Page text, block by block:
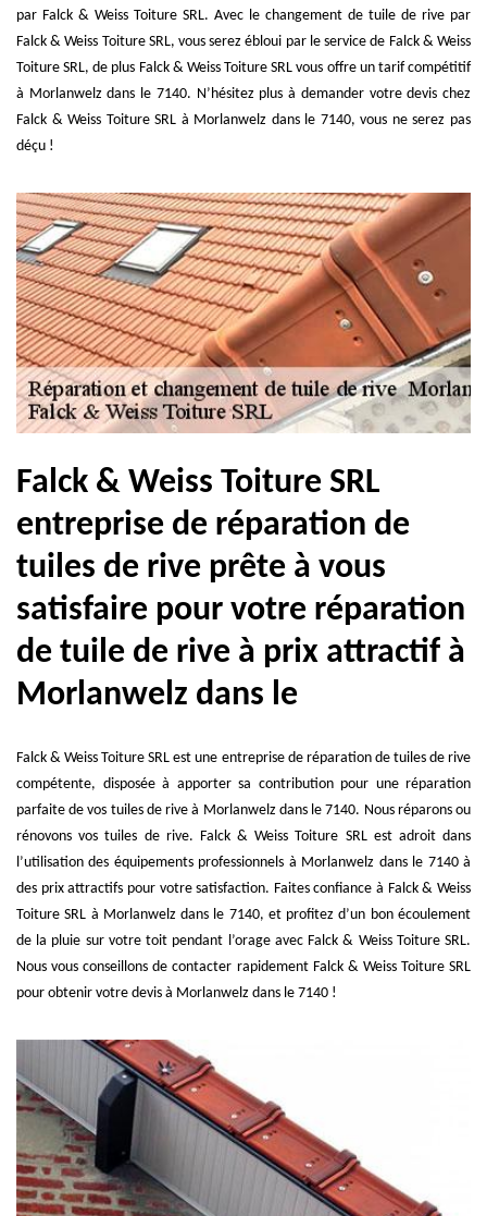
par Falck & Weiss Toiture SRL. Avec le changement de tuile de rive par
Falck & Weiss Toiture SRL, vous serez ébloui par le service de Falck & Weiss
Toiture SRL, de plus Falck & Weiss Toiture SRL vous offre un tarif compétitif
à Morlanwelz dans le 7140. N’hésitez plus à demander votre devis chez
Falck & Weiss Toiture SRL à Morlanwelz dans le 7140, vous ne serez pas
déçu !
Falck & Weiss Toiture SRL
entreprise de réparation de
tuiles de rive prête à vous
satisfaire pour votre réparation
de tuile de rive à prix attractif à
Morlanwelz dans le
Falck & Weiss Toiture SRL est une entreprise de réparation de tuiles de rive
compétente, disposée à apporter sa contribution pour une réparation
parfaite de vos tuiles de rive à Morlanwelz dans le 7140. Nous réparons ou
rénovons vos tuiles de rive. Falck & Weiss Toiture SRL est adroit dans
l’utilisation des équipements professionnels à Morlanwelz dans le 7140 à
des prix attractifs pour votre satisfaction. Faites confiance à Falck & Weiss
Toiture SRL à Morlanwelz dans le 7140, et profitez d’un bon écoulement
de la pluie sur votre toit pendant l’orage avec Falck & Weiss Toiture SRL.
Nous vous conseillons de contacter rapidement Falck & Weiss Toiture SRL
pour obtenir votre devis à Morlanwelz dans le 7140 !